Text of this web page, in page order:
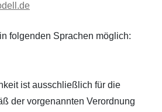
folgenden Sprachen möglich:
ist ausschließlich für die
der vorgenannten Verordnung